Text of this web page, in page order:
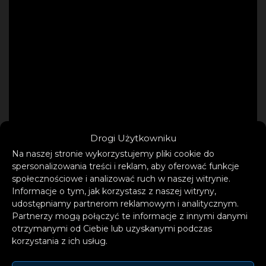
Drogi Użytkowniku
Na naszej stronie wykorzystujemy pliki cookie do
spersonalizowania treści i reklam, aby oferować funkcje
społecznościowe i analizować ruch w naszej witrynie.
Informacje o tym, jak korzystasz z naszej witryny,
udostępniamy partnerom reklamowym i analitycznym.
Partnerzy mogą połączyć te informacje z innymi danymi
otrzymanymi od Ciebie lub uzyskanymi podczas
korzystania z ich usług.
Wyobraź sobie świat, który tworzy
nieograniczona niczym wyobraźnia. Świat, w